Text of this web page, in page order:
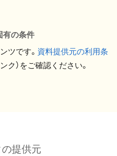
有の条件
ツです。 資料提供元の利用条
ク）をご確認ください。
提供元